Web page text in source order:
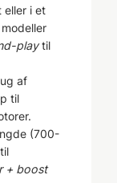
eller i et
playtil
af
til
(700-
+ boost